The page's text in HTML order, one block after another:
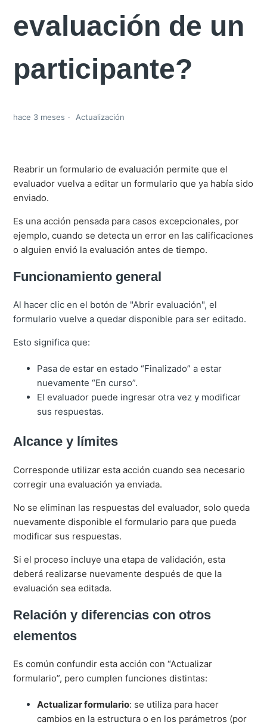
evaluación de un
participante?
hace 3 meses Actualización
Reabrir un formulario de evaluación permite que el
evaluador vuelva a editar un formulario que ya había sido
enviado.
Es una acción pensada para casos excepcionales, por
ejemplo, cuando se detecta un error en las calificaciones
o alguien envió la evaluación antes de tiempo.
Funcionamiento general
Al hacer clic en el botón de "Abrir evaluación", el
formulario vuelve a quedar disponible para ser editado.
Esto significa que:
Pasa de estar en estado “Finalizado” a estar
nuevamente “En curso”.
El evaluador puede ingresar otra vez y modificar
sus respuestas.
Alcance y límites
Corresponde utilizar esta acción cuando sea necesario
corregir una evaluación ya enviada.
No se eliminan las respuestas del evaluador, solo queda
nuevamente disponible el formulario para que pueda
modificar sus respuestas.
Si el proceso incluye una etapa de validación, esta
deberá realizarse nuevamente después de que la
evaluación sea editada.
Relación y diferencias con otros
elementos
Es común confundir esta acción con “Actualizar
formulario”, pero cumplen funciones distintas:
Actualizar formulario: se utiliza para hacer
cambios en la estructura o en los parámetros (por